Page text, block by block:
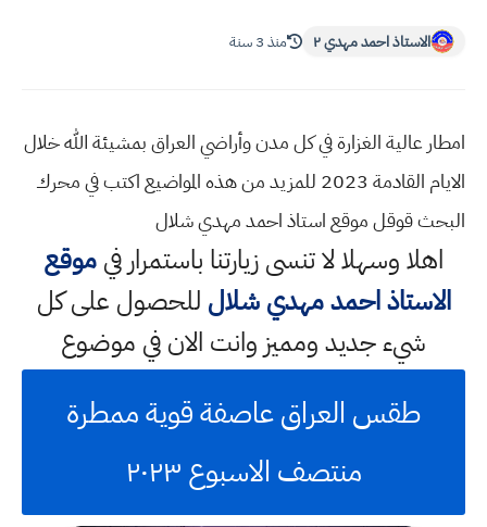
الاستاذ احمد مهدي ٢ منذ 3 سنة
امطار عالية الغزارة في كل مدن وأراضي العراق بمشيئة الله خلال
الايام القادمة 2023 للمزيد من هذه المواضيع اكتب في محرك
البحث قوقل موقع استاذ احمد مهدي شلال
اهلا وسهلالا تنسى زيارتنا باستمرار فيموقع
الاستاذ احمد مهدي شلال للحصول على كل
شيء جديد ومميز وانت الان في موضوع
طقس العراق عاصفة قوية ممطرة
منتصف الاسبوع ٢٠٢٣